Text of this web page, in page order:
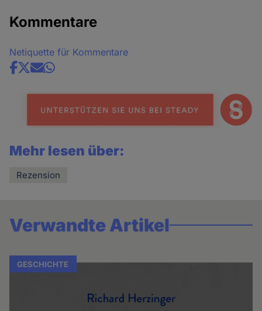
Kommentare
Netiquette für Kommentare
Share
news
Mehr lesen über:
Rezension
Verwandte Artikel
GESCHICHTE